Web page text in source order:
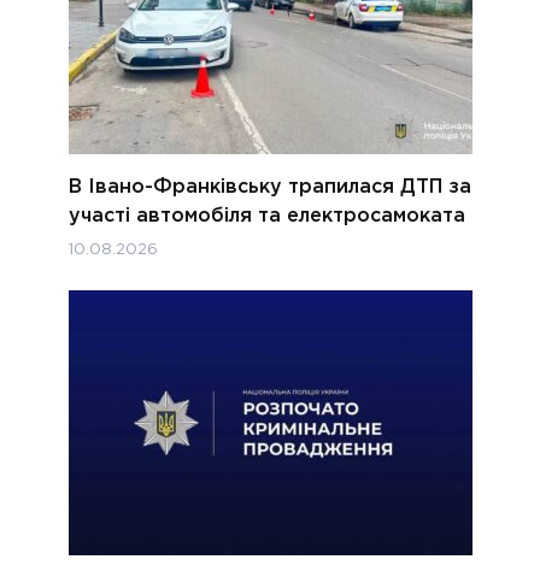
В Івано-Франківську трапилася ДТП за
участі автомобіля та електросамоката
10.08.2026